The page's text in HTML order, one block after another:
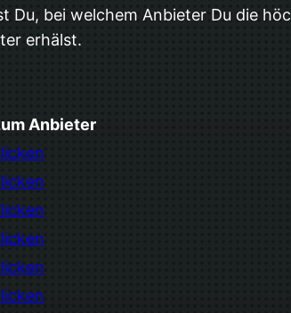
Du, bei welchem Anbieter Du die
erhälst.
Anbieter